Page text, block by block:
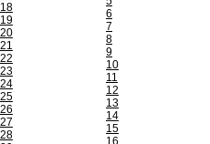
18
19
20
21
22
23
24
25
26
27
28
6
7
8
9
10
11
12
13
14
15
16